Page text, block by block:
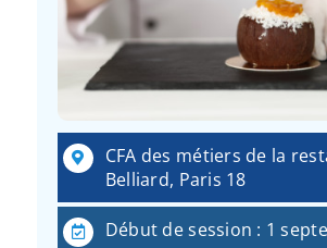
CFA des métiers de la
Belliard, Paris 18
Début de session : 1